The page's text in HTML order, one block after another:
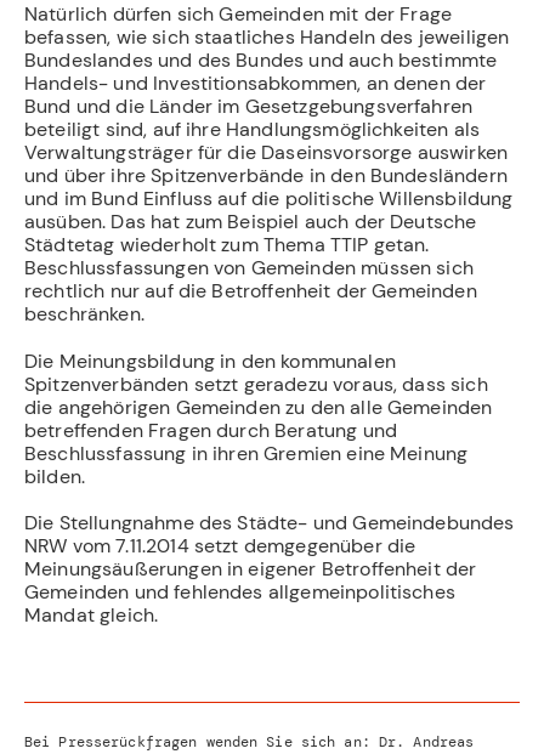
Natürlich dürfen sich Gemeinden mit der Frage
befassen, wie sich staatliches Handeln des jeweiligen
Bundeslandes und des Bundes und auch bestimmte
Handels- und Investitionsabkommen, an denen der
Bund und die Länder im Gesetzgebungsverfahren
beteiligt sind, auf ihre Handlungsmöglichkeiten als
Verwaltungsträger für die Daseinsvorsorge auswirken
und über ihre Spitzenverbände in den Bundesländern
und im Bund Einfluss auf die politische Willensbildung
ausüben. Das hat zum Beispiel auch der Deutsche
Städtetag wiederholt zum Thema TTIP getan.
Beschlussfassungen von Gemeinden müssen sich
rechtlich nur auf die Betroffenheit der Gemeinden
beschränken.
Die Meinungsbildung in den kommunalen
Spitzenverbänden setzt geradezu voraus, dass sich
die angehörigen Gemeinden zu den alle Gemeinden
betreffenden Fragen durch Beratung und
Beschlussfassung in ihren Gremien eine Meinung
bilden.
Die Stellungnahme des Städte- und Gemeindebundes
NRW vom 7.11.2014 setzt demgegenüber die
Meinungsäußerungen in eigener Betroffenheit der
Gemeinden und fehlendes allgemeinpolitisches
Mandat gleich.
Bei Presserückfragen wenden Sie sich an: Dr. Andreas